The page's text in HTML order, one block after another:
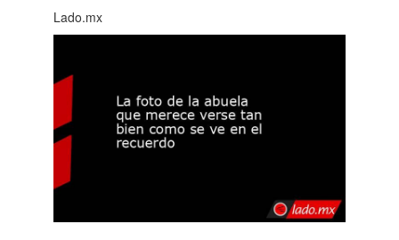
Lado.mx